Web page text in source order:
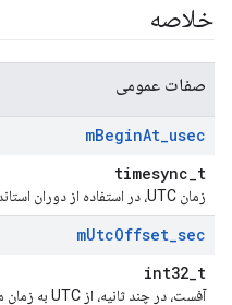
خلاصه
صفات عمومی
mBeginAt_usec
timesync_t
زمان UTC، در استفاده از دوران استاندارد، از آغاز این دوره تبدیل.
mUtcOffset_sec
int32_t
آفست، در چند ثانیه، از UTC به زمان محلی.